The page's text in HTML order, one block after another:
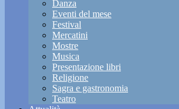
Danza
Eventi del mese
Festival
Mercatini
Mostre
Musica
Presentazione libri
Religione
Sagra e gastronomia
Teatro